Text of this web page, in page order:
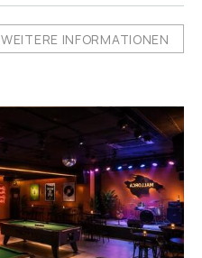
WEITERE INFORMATIONEN